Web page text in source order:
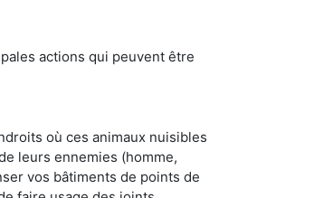
actions qui peuvent être
où ces animaux nuisibles
leurs ennemies (homme,
vos bâtiments de points de